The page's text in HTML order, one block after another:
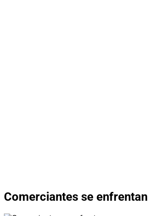
Comerciantes se enfrentan